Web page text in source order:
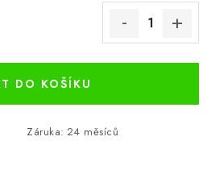
DO KOŠÍKU
Záruka: 24 měsíců